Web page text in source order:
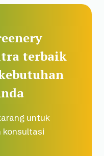
terbaik
untuk
konsultasi